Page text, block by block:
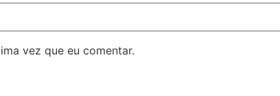
vez que eu comentar.